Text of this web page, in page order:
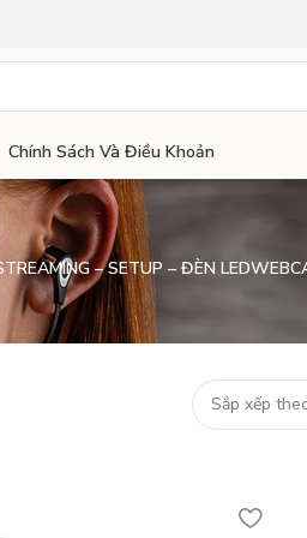
Chính Sách Và Điều Khoản
– SETUP – ĐÈN LED